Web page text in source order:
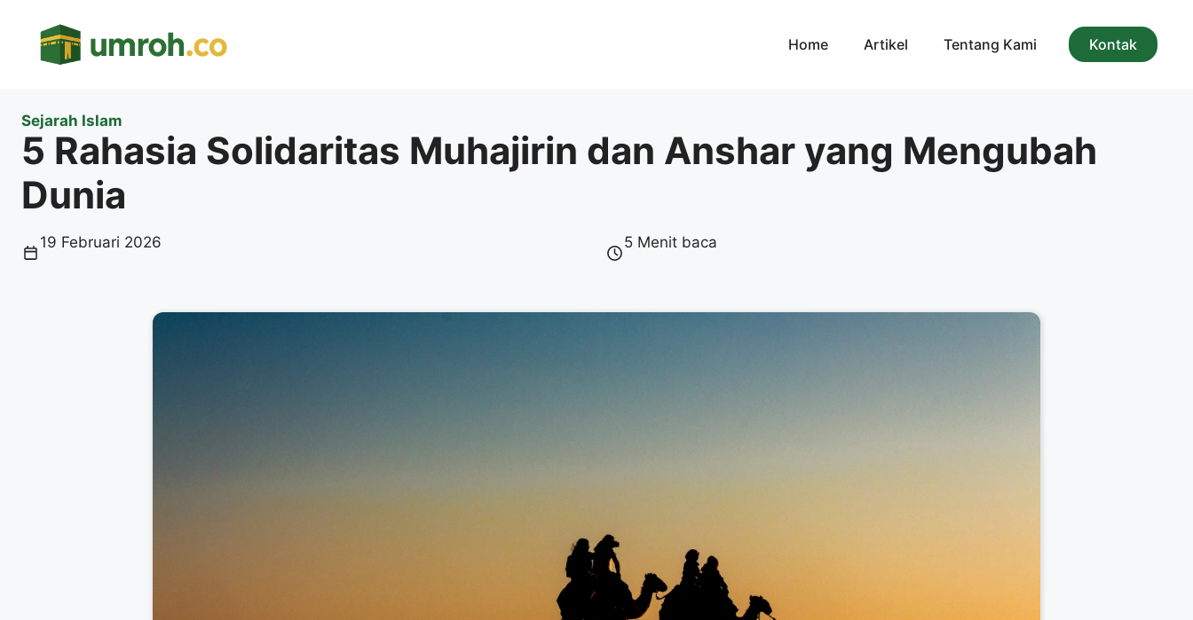
Home Artikel Tentang Kami Kontak
Sejarah Islam
5 Rahasia Solidaritas Muhajirin dan Anshar yang Mengubah
Dunia
19 Februari 2026 5 Menit baca